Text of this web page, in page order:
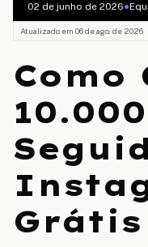
02 de junho de 2026●
Atualizado em 06 de ago. de 2026
Como
10.000
Grátis